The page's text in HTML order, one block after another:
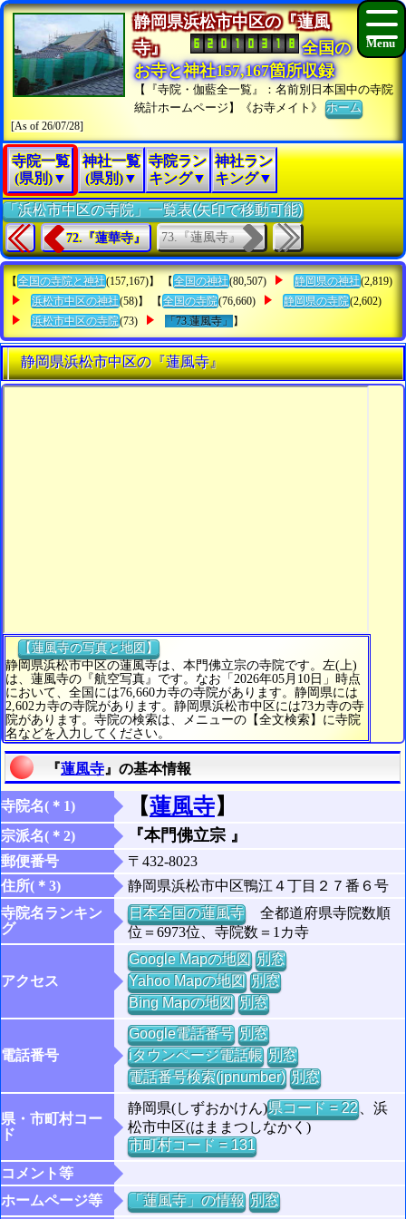
静岡県浜松市中区の『蓮風
寺』
全国の
お寺と神社157,167箇所収録
【『寺院・伽藍全一覧』：名前別日本国中の寺院
統計ホームページ】《お寺メイト》ホーム
[As of 26/07/28]
寺院一覧
(県別)▼
神社一覧
(県別)▼
寺院ラン
キング▼
神社ラン
キング▼
「浜松市中区の寺院」一覧表(矢印で移動可能)
72.『蓮華寺』 73.『蓮風寺』
【 全国の寺院と神社(157,167)】 【 全国の神社(80,507) 静岡県の神社(2,819)
浜松市中区の神社(58)】 【 全国の寺院(76,660) 静岡県の寺院(2,602)
浜松市中区の寺院(73) 「73.蓮風寺」 】
静岡県浜松市中区の『蓮風寺』
【蓮風寺の写真と地図】
静岡県浜松市中区の蓮風寺は、本門佛立宗の寺院です。左(上)
は、蓮風寺の『航空写真』です。なお「2026年05月10日」時点
において、全国には76,660カ寺の寺院があります。静岡県には
2,602カ寺の寺院があります。静岡県浜松市中区には73カ寺の寺
院があります。寺院の検索は、メニューの【全文検索】に寺院
名などを入力してください。
『蓮風寺 』の基本情報
寺院名(＊1) 【蓮風寺】
宗派名(＊2) 『本門佛立宗 』
郵便番号
〒432-8023
住所(＊3)
静岡県浜松市中区鴨江４丁目２７番６号
寺院名ランキン
グ
日本全国の蓮風寺全都道府県寺院数順
位＝6973位、寺院数＝1カ寺
アクセス
Google Mapの地図 別窓
Yahoo Mapの地図 別窓
Bing Mapの地図 別窓
電話番号
Google電話番号 別窓
iタウンページ電話帳 別窓
電話番号検索(jpnumber) 別窓
県・市町村コー
ド
静岡県(しずおかけん)県コード = 22、浜
松市中区(はままつしなかく)
市町村コード = 131
コメント等
ホームページ等
「蓮風寺」の情報 別窓